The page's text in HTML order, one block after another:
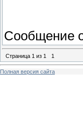
Сообщение
Страница 1 из 1 1
Полная версия сайта